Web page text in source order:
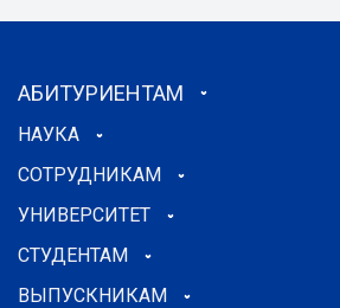
АБИТУРИЕНТАМ
НАУКА
СОТРУДНИКАМ
УНИВЕРСИТЕТ
СТУДЕНТАМ
ВЫПУСКНИКАМ